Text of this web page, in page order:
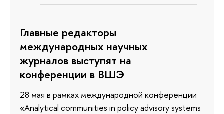
Главные редакторы
международных научных
журналов выступят на
конференции в ВШЭ
28 мая в рамках международной конференции
«Analytical communities in policy advisory systems